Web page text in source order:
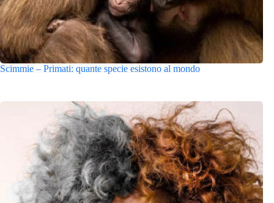
Scimmie – Primati: quante specie esistono al mondo